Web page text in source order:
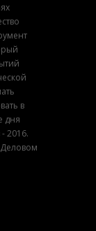
в
дня
2016.